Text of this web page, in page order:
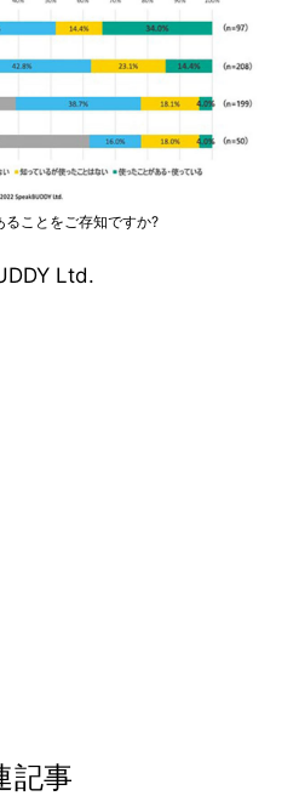
ことをご存知ですか?
Ltd.
記事